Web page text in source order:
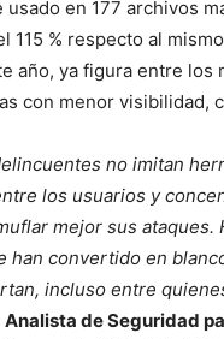
usado en 177 archivos
115 % respecto al
año, ya figura entre
con menor visibilidad,
no imitan
los usuarios y
mejor sus
han convertido en
incluso entre
Analista de Seguridad